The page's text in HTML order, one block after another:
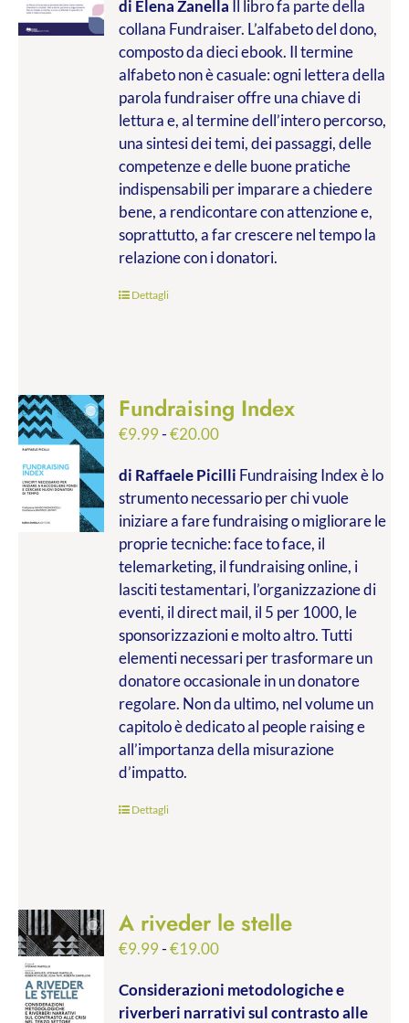
di Elena Zanella Il libro fa parte della
collana Fundraiser. L’alfabeto del dono,
composto da dieci ebook. Il termine
alfabeto non è casuale: ogni lettera della
parola fundraiser offre una chiave di
lettura e, al termine dell’intero percorso,
una sintesi dei temi, dei passaggi, delle
competenze e delle buone pratiche
indispensabili per imparare a chiedere
bene, a rendicontare con attenzione e,
soprattutto, a far crescere nel tempo la
relazione con i donatori.
Dettagli
Fundraising Index
€9.99-€20.00Fascia
prezzo:
da
€9.99
a
€20.00
di Raffaele Picilli Fundraising Index è lo
strumento necessario per chi vuole
iniziare a fare fundraising o migliorare le
proprie tecniche: face to face, il
telemarketing, il fundraising online, i
lasciti testamentari, l’organizzazione di
eventi, il direct mail, il 5 per 1000, le
sponsorizzazioni e molto altro. Tutti
elementi necessari per trasformare un
donatore occasionale in un donatore
regolare. Non da ultimo, nel volume un
capitolo è dedicato al people raising e
all’importanza della misurazione
d’impatto.
Dettagli
A riveder le stelle
€9.99-€19.00Fascia
prezzo:
da
Considerazioni metodologiche e
riverberi narrativi sul contrasto alle